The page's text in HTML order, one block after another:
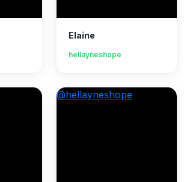
Elaine
hellayneshope
@hellayneshope